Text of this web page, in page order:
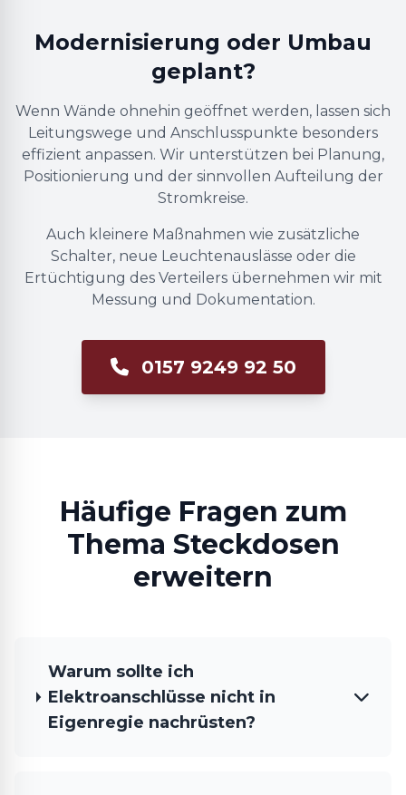
Modernisierung oder Umbau
geplant?
Wenn Wände ohnehin geöffnet werden, lassen sich
Leitungswege und Anschlusspunkte besonders
effizient anpassen. Wir unterstützen bei Planung,
Positionierung und der sinnvollen Aufteilung der
Stromkreise.
Auch kleinere Maßnahmen wie zusätzliche
Schalter, neue Leuchtenauslässe oder die
Ertüchtigung des Verteilers übernehmen wir mit
Messung und Dokumentation.
0157 9249 92 50
Häufige Fragen zum
Thema Steckdosen
erweitern
Warum sollte ich
Elektroanschlüsse nicht in
Eigenregie nachrüsten?